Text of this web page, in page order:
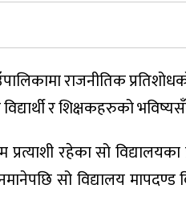
राजनीतिक
विद्यार्थी र शिक्षकहरुको
रहेका सो
सो विद्यालय मापदण्ड